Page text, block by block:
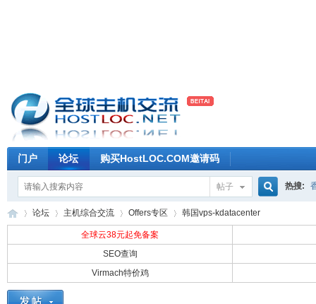
门户 论坛 购买HostLOC.COM邀请码
帖子 热搜:
论坛 主机综合交流
›
Offers专区 韩国vps-kdatacenter
全球云38元起免备案
SEO查询
Virmach特价鸡